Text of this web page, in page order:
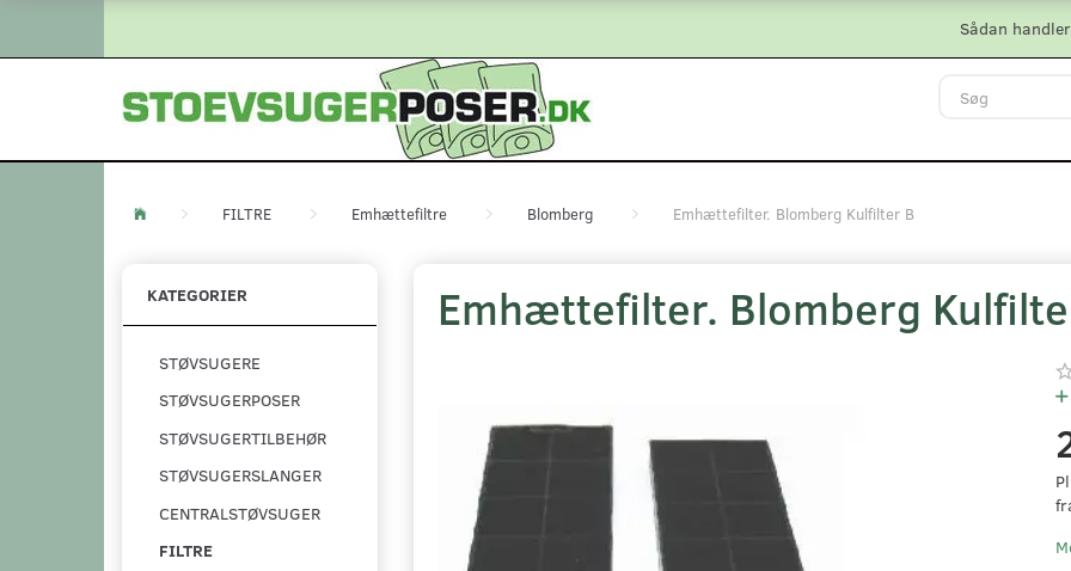
Sådan
FILTRE Emhættefiltre Blomberg Emhættefilter. Blomberg Kulfilter B
KATEGORIER
STØVSUGERE
STØVSUGERPOSER
STØVSUGERTILBEHØR
STØVSUGERSLANGER
CENTRALSTØVSUGER
FILTRE
Emhættefilter. Blomberg